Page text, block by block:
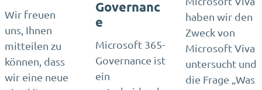
Wir freuen
uns, Ihnen
mitteilen zu
können, dass
wir eine neue
Governanc
e
Microsoft 365-
Governance ist
ein
haben wir den
Zweck von
Microsoft Viva
untersucht und
die Frage „Was